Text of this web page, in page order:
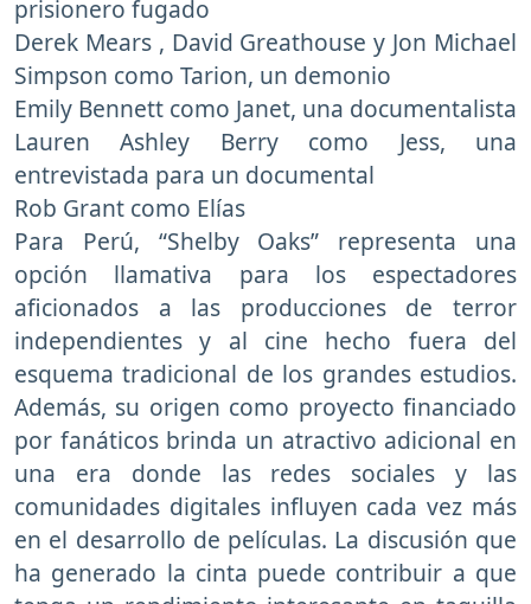
prisionero fugado
Derek Mears , David Greathouse y Jon Michael
Simpson como Tarion, un demonio
Emily Bennett como Janet, una documentalista
Lauren Ashley Berry como Jess, una
entrevistada para un documental
Rob Grant como Elías
Para Perú, “Shelby Oaks” representa una
opción llamativa para los espectadores
aficionados a las producciones de terror
independientes y al cine hecho fuera del
esquema tradicional de los grandes estudios.
Además, su origen como proyecto financiado
por fanáticos brinda un atractivo adicional en
una era donde las redes sociales y las
comunidades digitales influyen cada vez más
en el desarrollo de películas. La discusión que
ha generado la cinta puede contribuir a que